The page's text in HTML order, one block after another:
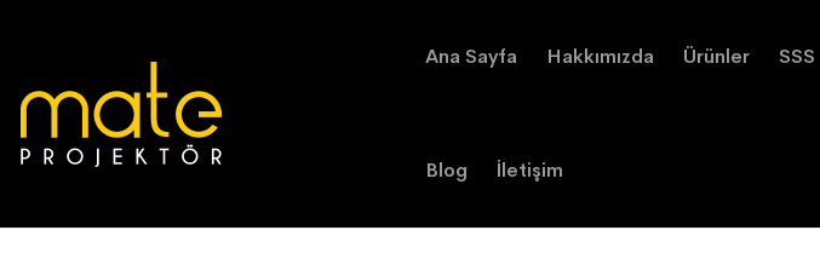
Ana Sayfa Hakkımızda Ürünler SSS
Blog İletişim